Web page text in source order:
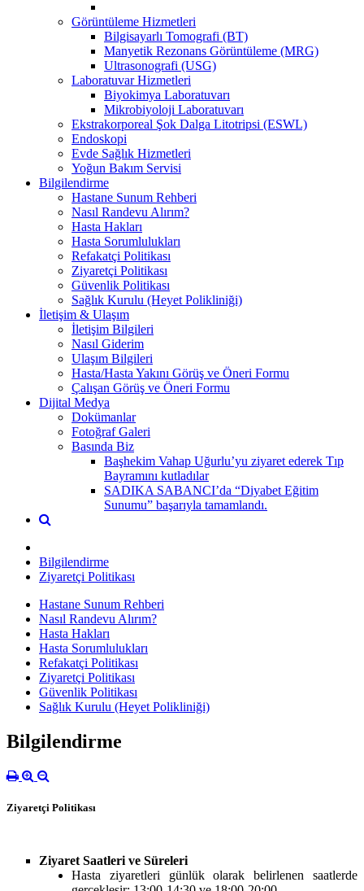
Görüntüleme Hizmetleri
Bilgisayarlı Tomografi (BT)
Manyetik Rezonans Görüntüleme (MRG)
Ultrasonografi (USG)
Laboratuvar Hizmetleri
Biyokimya Laboratuvarı
Mikrobiyoloji Laboratuvarı
Ekstrakorporeal Şok Dalga Litotripsi (ESWL)
Endoskopi
Evde Sağlık Hizmetleri
Yoğun Bakım Servisi
Bilgilendirme
Hastane Sunum Rehberi
Nasıl Randevu Alırım?
Hasta Hakları
Hasta Sorumlulukları
Refakatçi Politikası
Ziyaretçi Politikası
Güvenlik Politikası
Sağlık Kurulu (Heyet Polikliniği)
İletişim & Ulaşım
İletişim Bilgileri
Nasıl Giderim
Ulaşım Bilgileri
Hasta/Hasta Yakını Görüş ve Öneri Formu
Çalışan Görüş ve Öneri Formu
Dijital Medya
Dokümanlar
Fotoğraf Galeri
Basında Biz
Başhekim Vahap Uğurlu’yu ziyaret ederek Tıp
Bayramını kutladılar
SADIKA SABANCI’da “Diyabet Eğitim
Sunumu” başarıyla tamamlandı.
Bilgilendirme
Ziyaretçi Politikası
Hastane Sunum Rehberi
Nasıl Randevu Alırım?
Hasta Hakları
Hasta Sorumlulukları
Refakatçi Politikası
Ziyaretçi Politikası
Güvenlik Politikası
Sağlık Kurulu (Heyet Polikliniği)
Bilgilendirme
Ziyaretçi Politikası
Ziyaret Saatleri ve Süreleri
Hasta ziyaretleri günlük olarak belirlenen saatlerde